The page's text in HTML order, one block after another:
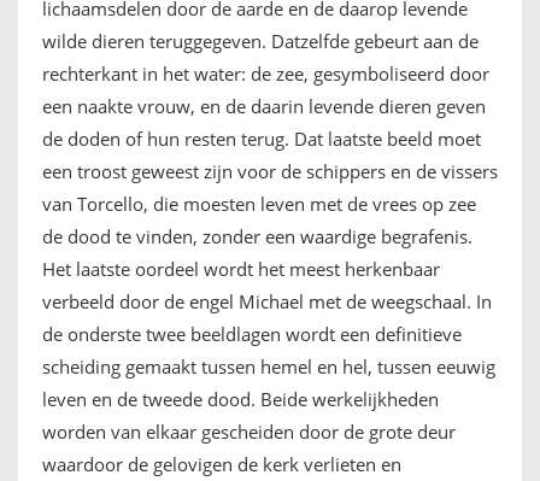
lichaamsdelen door de aarde en de daarop levende
wilde dieren teruggegeven. Datzelfde gebeurt aan de
rechterkant in het water: de zee, gesymboliseerd door
een naakte vrouw, en de daarin levende dieren geven
de doden of hun resten terug. Dat laatste beeld moet
een troost geweest zijn voor de schippers en de vissers
van Torcello, die moesten leven met de vrees op zee
de dood te vinden, zonder een waardige begrafenis.
Het laatste oordeel wordt het meest herkenbaar
verbeeld door de engel Michael met de weegschaal. In
de onderste twee beeldlagen wordt een definitieve
scheiding gemaakt tussen hemel en hel, tussen eeuwig
leven en de tweede dood. Beide werkelijkheden
worden van elkaar gescheiden door de grote deur
waardoor de gelovigen de kerk verlieten en